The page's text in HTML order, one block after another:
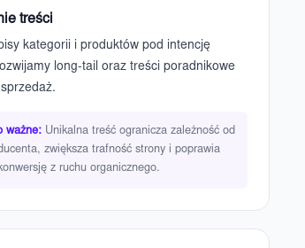
treści
kategorii i produktów pod intencję
long-tail oraz treści poradnikowe
ważne: Unikalna treść ogranicza zależność od
zwiększa trafność strony i poprawia
z ruchu organicznego.